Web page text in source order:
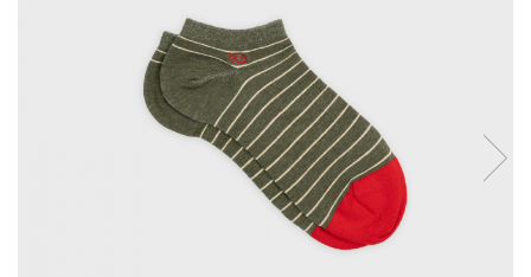
Idei pentru casa
Prosoape bucatarie